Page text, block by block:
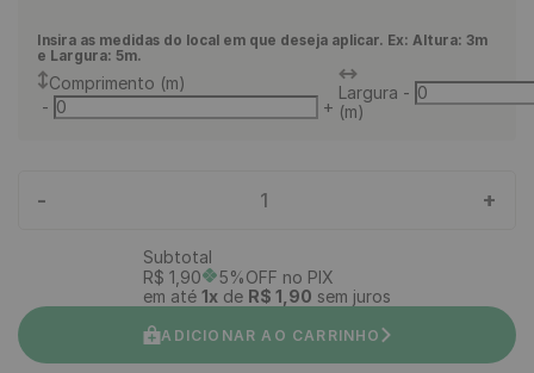
Insira as medidas do local em que deseja aplicar. Ex: Altura: 3m
e Largura: 5m.
Comprimento (m)
-
+
Largura
(m)
-
- 1 +
Subtotal
R$ 1 90
5%OFF no PIX
em até 1x de R$ 1 90 sem juros
ADICIONAR AO CARRINHO